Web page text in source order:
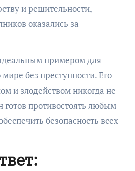
и решительности,
оказались за
примером для
мире без преступности. Его
и злодейством никогда не
готов противостоять любым
безопасность всех